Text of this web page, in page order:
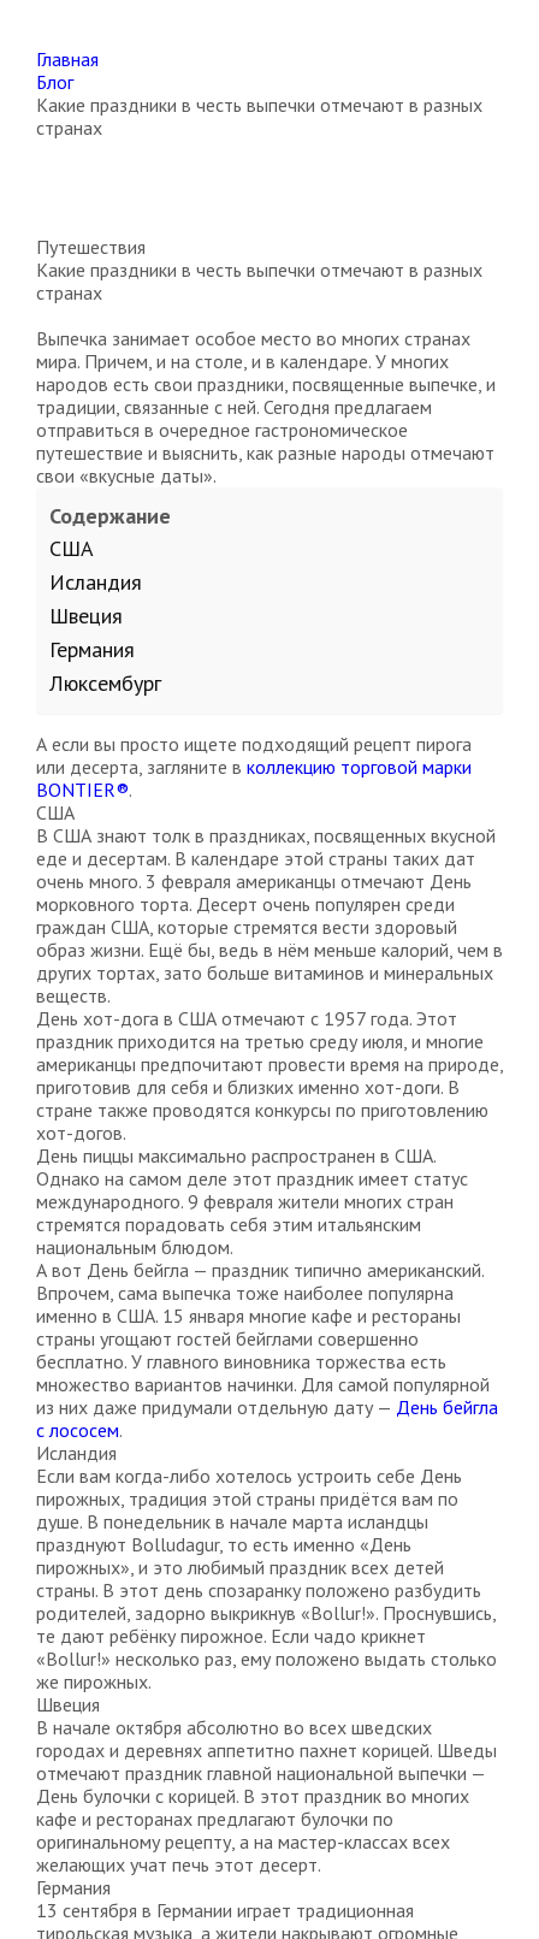
Главная
Блог
Какие праздники в честь выпечки отмечают в разных
странах
Путешествия
Какие праздники в честь выпечки отмечают в разных
странах
Выпечка занимает особое место во многих странах
мира. Причем, и на столе, и в календаре. У многих
народов есть свои праздники, посвященные выпечке, и
традиции, связанные с ней. Сегодня предлагаем
отправиться в очередное гастрономическое
путешествие и выяснить, как разные народы отмечают
свои «вкусные даты».
Содержание
США
Исландия
Швеция
Германия
Люксембург
А если вы просто ищете подходящий рецепт пирога
или десерта, загляните в коллекцию торговой марки
BONTIER®.
США
В США знают толк в праздниках, посвященных вкусной
еде и десертам. В календаре этой страны таких дат
очень много. 3 февраля американцы отмечают День
морковного торта. Десерт очень популярен среди
граждан США, которые стремятся вести здоровый
образ жизни. Ещё бы, ведь в нём меньше калорий, чем в
других тортах, зато больше витаминов и минеральных
веществ.
День хот-дога в США отмечают с 1957 года. Этот
праздник приходится на третью среду июля, и многие
американцы предпочитают провести время на природе,
приготовив для себя и близких именно хот-доги. В
стране также проводятся конкурсы по приготовлению
хот-догов.
День пиццы максимально распространен в США.
Однако на самом деле этот праздник имеет статус
международного. 9 февраля жители многих стран
стремятся порадовать себя этим итальянским
национальным блюдом.
А вот День бейгла — праздник типично американский.
Впрочем, сама выпечка тоже наиболее популярна
именно в США. 15 января многие кафе и рестораны
страны угощают гостей бейглами совершенно
бесплатно. У главного виновника торжества есть
множество вариантов начинки. Для самой популярной
из них даже придумали отдельную дату — День бейгла
с лососем.
Исландия
Если вам когда-либо хотелось устроить себе День
пирожных, традиция этой страны придётся вам по
душе. В понедельник в начале марта исландцы
празднуют Bolludagur, то есть именно «День
пирожных», и это любимый праздник всех детей
страны. В этот день спозаранку положено разбудить
родителей, задорно выкрикнув «Bollur!». Проснувшись,
те дают ребёнку пирожное. Если чадо крикнет
«Bollur!» несколько раз, ему положено выдать столько
же пирожных.
Швеция
В начале октября абсолютно во всех шведских
городах и деревнях аппетитно пахнет корицей. Шведы
отмечают праздник главной национальной выпечки —
День булочки с корицей. В этот праздник во многих
кафе и ресторанах предлагают булочки по
оригинальному рецепту, а на мастер-классах всех
желающих учат печь этот десерт.
Германия
13 сентября в Германии играет традиционная
тирольская музыка, а жители накрывают огромные